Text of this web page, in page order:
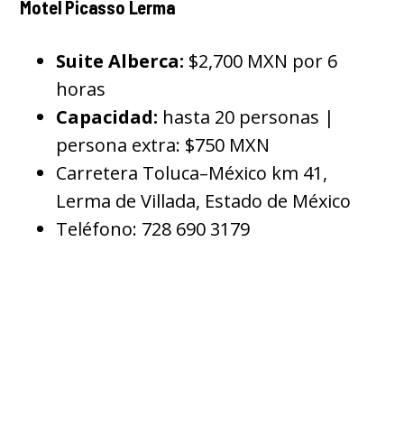
Motel Picasso Lerma
Suite Alberca: $2,700 MXN por 6
horas
Capacidad: hasta 20 personas |
persona extra: $750 MXN
Carretera Toluca–México km 41,
Lerma de Villada, Estado de México
Teléfono: 728 690 3179